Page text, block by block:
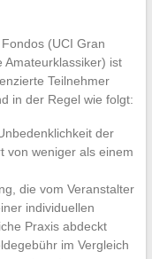
(UCI Gran
Amateurklassiker) ist
Teilnehmer
in der Regel wie folgt:
der
von weniger als einem
die vom Veranstalter
individuellen
Praxis abdeckt
im Vergleich